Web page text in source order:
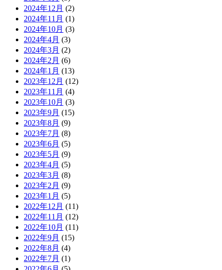
2024年12月 (2)
2024年11月 (1)
2024年10月 (3)
2024年4月 (3)
2024年3月 (2)
2024年2月 (6)
2024年1月 (13)
2023年12月 (12)
2023年11月 (4)
2023年10月 (3)
2023年9月 (15)
2023年8月 (9)
2023年7月 (8)
2023年6月 (5)
2023年5月 (9)
2023年4月 (5)
2023年3月 (8)
2023年2月 (9)
2023年1月 (5)
2022年12月 (11)
2022年11月 (12)
2022年10月 (11)
2022年9月 (15)
2022年8月 (4)
2022年7月 (1)